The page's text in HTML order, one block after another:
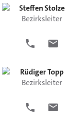
SteffenStolze
Bezirksleiter
RüdigerTopp
Bezirksleiter